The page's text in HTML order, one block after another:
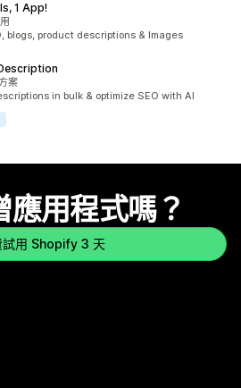
1 App!
blogs, product descriptions & Images
案
in bulk & optimize SEO with AI
應用程式嗎？
試用 Shopify 3 天